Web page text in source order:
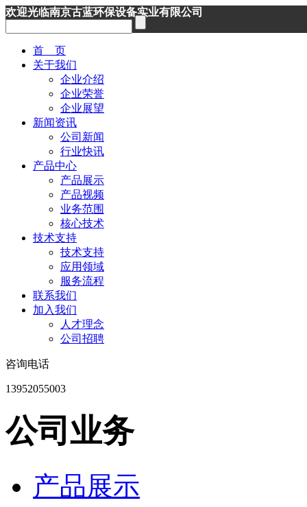
欢迎光临南京古蓝环保设备实业有限公司
首 页
关于我们
企业介绍
企业荣誉
企业展望
新闻资讯
公司新闻
行业快讯
产品中心
产品展示
产品视频
业务范围
核心技术
技术支持
技术支持
应用领域
服务流程
联系我们
加入我们
人才理念
公司招聘
咨询电话
13952055003
公司业务
产品展示